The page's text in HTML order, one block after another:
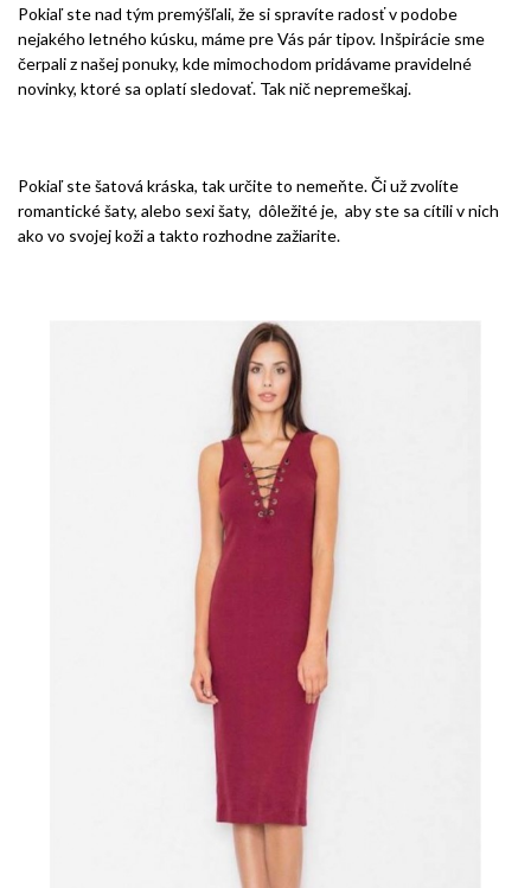
Pokiaľ ste nad tým premýšľali, že si spravíte radosť v podobe
nejakého letného kúsku, máme pre Vás pár tipov. Inšpirácie sme
čerpali z našej ponuky, kde mimochodom pridávame pravidelné
novinky, ktoré sa oplatí sledovať. Tak nič nepremeškaj.
Pokiaľ ste šatová kráska, tak určite to nemeňte. Či už zvolíte
romantické šaty, alebo sexi šaty, dôležité je, aby ste sa cítili v nich
ako vo svojej koži a takto rozhodne zažiarite.